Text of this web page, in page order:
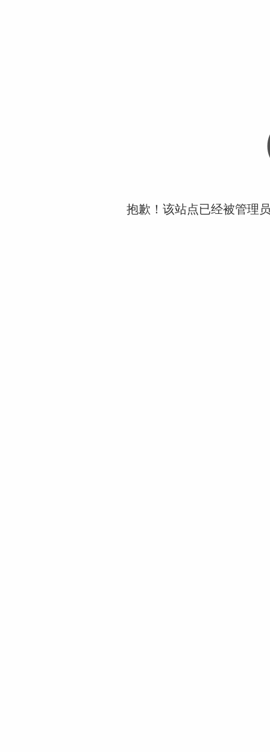
抱歉！该站点已经被管理